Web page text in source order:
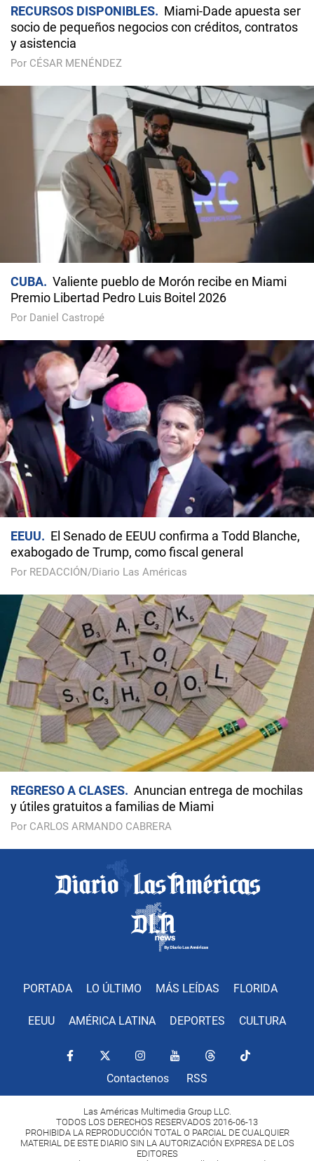
RECURSOS DISPONIBLES
Miami-Dade apuesta ser
socio de pequeños negocios con créditos, contratos
y asistencia
Por CÉSAR MENÉNDEZ
CUBA
Valiente pueblo de Morón recibe en Miami
Premio Libertad Pedro Luis Boitel 2026
Por Daniel Castropé
EEUU
El Senado de EEUU confirma a Todd Blanche,
exabogado de Trump, como fiscal general
Por REDACCIÓN/Diario Las Américas
REGRESO A CLASES
Anuncian entrega de mochilas
y útiles gratuitos a familias de Miami
Por CARLOS ARMANDO CABRERA
PORTADA LO ÚLTIMO MÁS LEÍDAS FLORIDA
EEUU AMÉRICA LATINA DEPORTES CULTURA
Contactenos RSS
Las Américas Multimedia Group LLC.
TODOS LOS DERECHOS RESERVADOS 2016-06-13
PROHIBIDA LA REPRODUCCIÓN TOTAL O PARCIAL DE CUALQUIER
MATERIAL DE ESTE DIARIO SIN LA AUTORIZACIÓN EXPRESA DE LOS
EDITORES